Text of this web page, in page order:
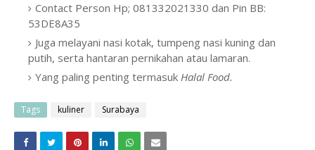
Contact Person Hp; 081332021330 dan Pin BB:
53DE8A35
Juga melayani nasi kotak, tumpeng nasi kuning dan
putih, serta hantaran pernikahan atau lamaran.
Yang paling penting termasuk Halal Food.
Tags kuliner Surabaya